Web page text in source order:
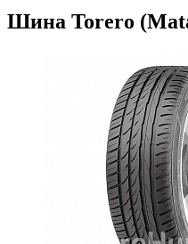
Шина Torero